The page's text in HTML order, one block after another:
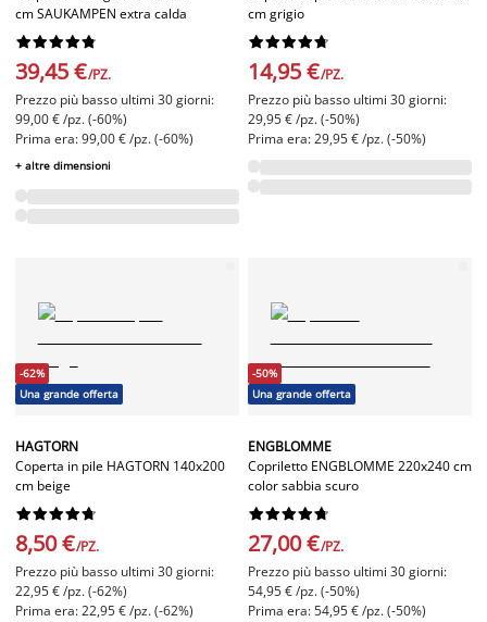
cm SAUKAMPEN extra calda






39,45 €/PZ.
Prezzo più basso ultimi 30 giorni:
99,00 € /pz. (-60%)
Prima era: 99,00 € /pz. (-60%)
+ altre dimensioni
cm grigio






14,95 €/PZ.
Prezzo più basso ultimi 30 giorni:
29,95 € /pz. (-50%)
Prima era: 29,95 € /pz. (-50%)
-62%
Una grande offerta
HAGTORN
Coperta in pile HAGTORN 140x200
cm beige






8,50 €/PZ.
Prezzo più basso ultimi 30 giorni:
22,95 € /pz. (-62%)
Prima era: 22,95 € /pz. (-62%)
-50%
Una grande offerta
ENGBLOMME
Copriletto ENGBLOMME 220x240 cm
color sabbia scuro






27,00 €/PZ.
Prezzo più basso ultimi 30 giorni:
54,95 € /pz. (-50%)
Prima era: 54,95 € /pz. (-50%)